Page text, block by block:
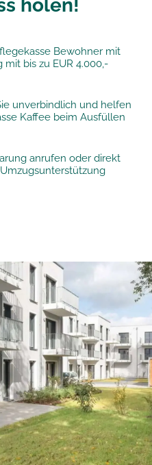
holen!
Bewohner mit
mit bis zu EUR 4.000,-
unverbindlich und helfen
Kaffee beim Ausfüllen
anrufen oder direkt